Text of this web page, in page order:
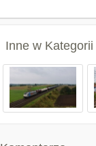
Inne w Kategorii